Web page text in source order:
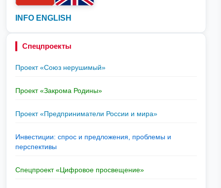
INFO ENGLISH
Спецпроекты
Проект «Союз нерушимый»
Проект «Закрома Родины»
Проект «Предприниматели России и мира»
Инвестиции: спрос и предложения, проблемы и
перспективы
Спецпроект «Цифровое просвещение»